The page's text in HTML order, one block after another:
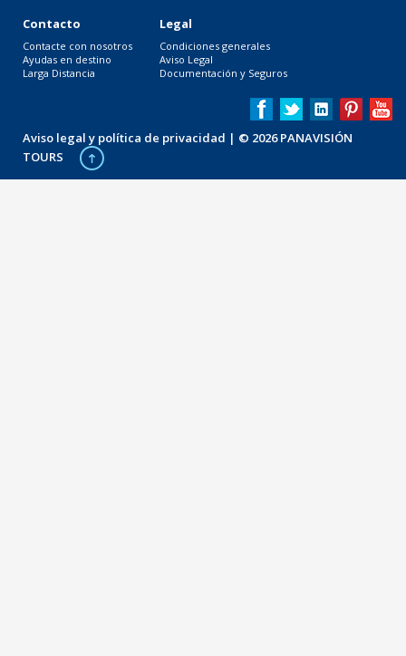
Contacto
Contacte con nosotros
Ayudas en destino
Larga Distancia
Legal
Condiciones generales
Aviso Legal
Documentación y Seguros
Aviso legal y política de privacidad | © 2026 PANAVISIÓN
TOURS